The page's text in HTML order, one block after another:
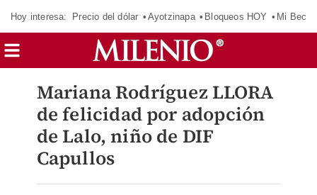
Hoy interesa: Precio del dólar Ayotzinapa Bloqueos HOY Mi Beca
Mariana Rodríguez LLORA
de felicidad por adopción
de Lalo, niño de DIF
Capullos